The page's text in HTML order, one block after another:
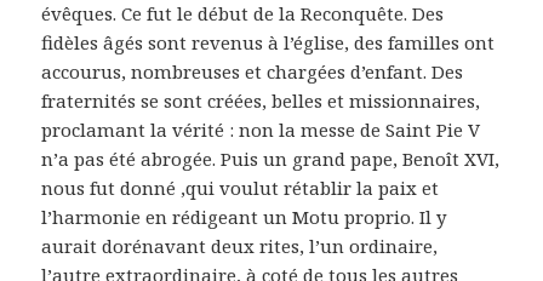
évêques. Ce fut le début de la Reconquête. Des
fidèles âgés sont revenus à l’église, des familles ont
accourus, nombreuses et chargées d’enfant. Des
fraternités se sont créées, belles et missionnaires,
proclamant la vérité : non la messe de Saint Pie V
n’a pas été abrogée. Puis un grand pape, Benoît XVI,
nous fut donné ,qui voulut rétablir la paix et
l’harmonie en rédigeant un Motu proprio. Il y
aurait dorénavant deux rites, l’un ordinaire,
l’autre extraordinaire, à coté de tous les autres